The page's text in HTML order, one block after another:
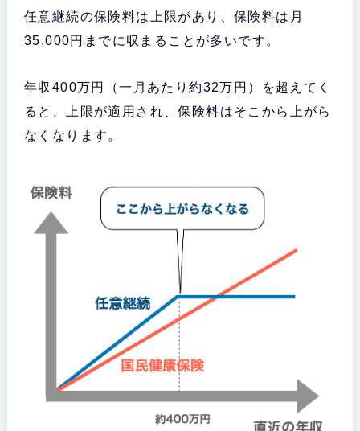
任意継続の保険料は上限があり、保険料は月
35,000円までに収まることが多いです。
年収400万円（一月あたり約32万円）を超えてく
ると、上限が適用され、保険料はそこから上がら
なくなります。